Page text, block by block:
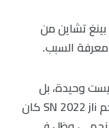
تشاين من
السبب.
وحيدة، بل
لديها نجوم مصاحبة لها. كما يُعتقد أن نجم SN 2022 jli كان